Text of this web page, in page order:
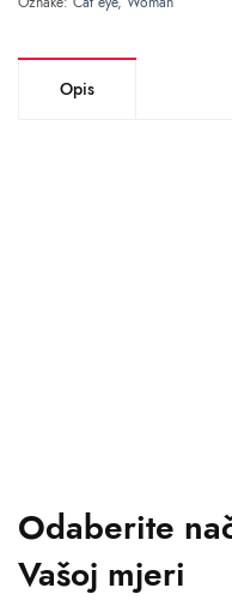
Opis
Odaberite
Vašoj mjeri